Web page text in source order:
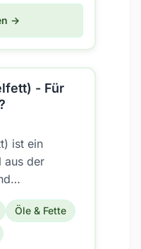
→
- Für
ist ein
aus der
Aber ist es
Ernährung...
Öle & Fette